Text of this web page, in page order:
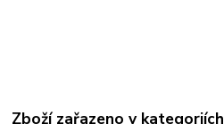
Zboží zařazeno v kategoriích